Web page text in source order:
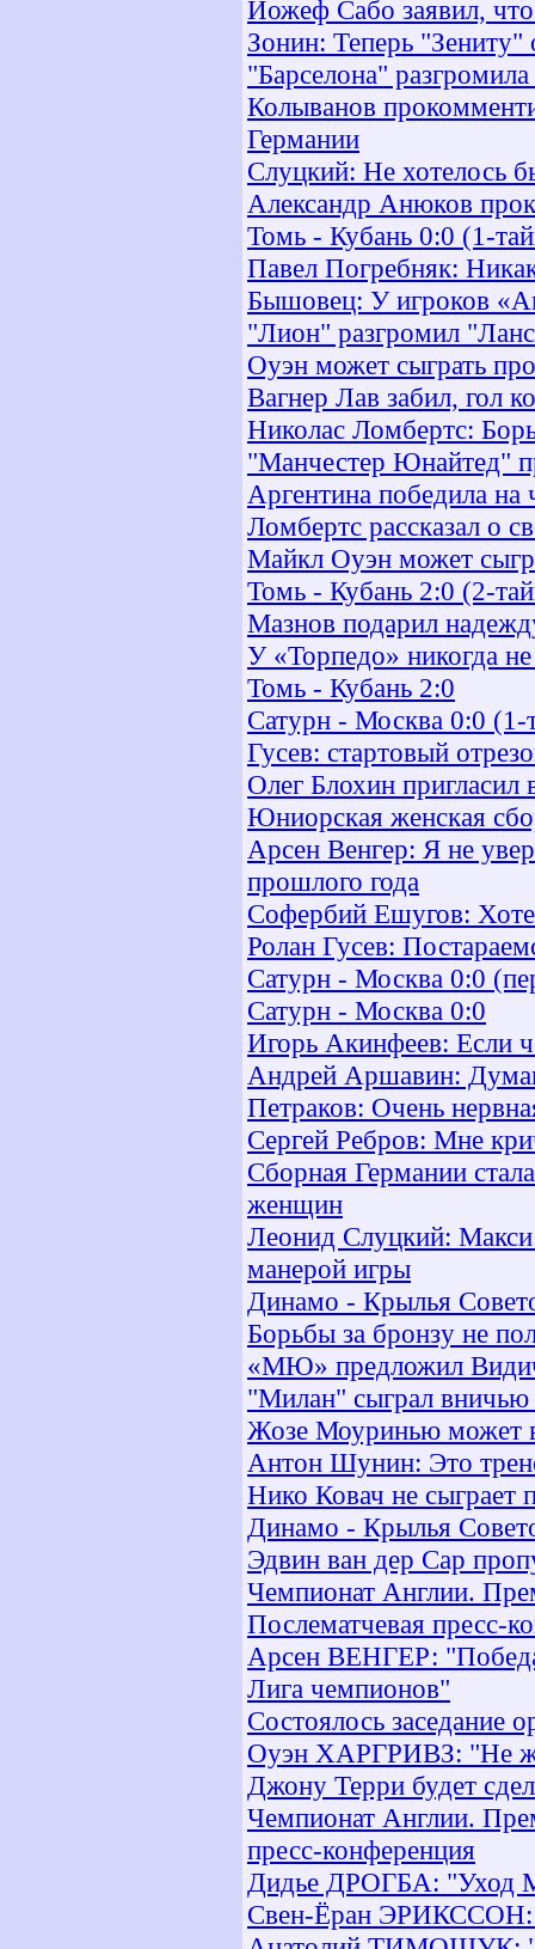
Йожеф Сабо заявил,
Зонин: Теперь
"Барселона"
Колыванов
Германии
Слуцкий: Не хотелось
Александр Анюков
Томь - Кубань 0:0 (1-
Павел Погребняк:
Бышовец: У игроков
"Лион" разгромил
Оуэн может сыграть
Вагнер Лав забил, гол
Николас Ломбертс:
"Манчестер Юнайтед"
Аргентина победила на
Ломбертс рассказал о
Майкл Оуэн может
Томь - Кубань 2:0 (2-
Мазнов подарил
У «Торпедо» никогда
Томь - Кубань 2:0
Сатурн - Москва 0:0 (1-
Гусев: стартовый
Олег Блохин
Юниорская женская
Арсен Венгер: Я не
прошлого года
Софербий Ешугов:
Ролан Гусев:
Сатурн - Москва 0:0
Сатурн - Москва 0:0
Игорь Акинфеев: Если
Андрей Аршавин:
Петраков: Очень
Сергей Ребров: Мне
Сборная Германии
женщин
Леонид Слуцкий: Макси
манерой игры
Динамо - Крылья
Борьбы за бронзу не
«МЮ» предложил
"Милан" сыграл вничью
Жозе Моуринью может
Антон Шунин: Это
Нико Ковач не сыграет
Динамо - Крылья
Эдвин ван дер Сар
Чемпионат Англии.
Послематчевая пресс-
Арсен ВЕНГЕР:
Лига чемпионов"
Состоялось заседание
Оуэн ХАРГРИВЗ: "Не
Джону Терри будет
Чемпионат Англии.
пресс-конференция
Дидье ДРОГБА: "Уход
Свен-Ёран ЭРИКССОН: